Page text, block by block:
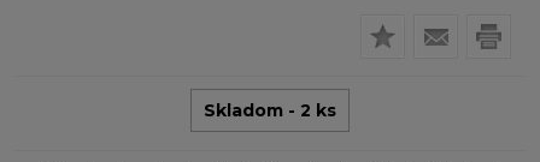
Skladom - 2 ks